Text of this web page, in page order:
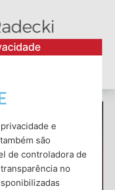
privacidade e
são
de controladora de
no